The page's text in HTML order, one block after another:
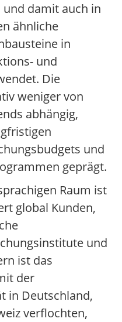
und damit auch in
ähnliche
in
und
Die
weniger von
abhängig,
und
geprägt.
Raum ist
global Kunden,
und
ist das
der
in Deutschland,
verflochten,